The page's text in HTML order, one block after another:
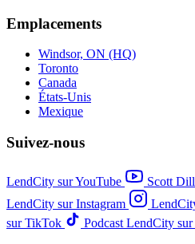
Emplacements
Windsor, ON (HQ)
Toronto
Canada
États-Unis
Mexique
Suivez-nous
LendCity sur YouTube
Scott
LendCity sur Instagram
sur TikTok
Podcast LendCity